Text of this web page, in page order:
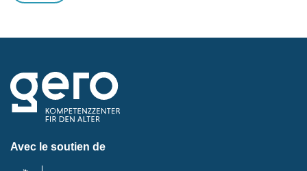
Avec le soutien de